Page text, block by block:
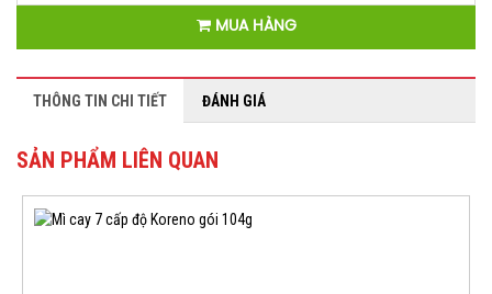
MUA HÀNG
THÔNG TIN CHI TIẾT ĐÁNH GIÁ
SẢN PHẨM LIÊN QUAN